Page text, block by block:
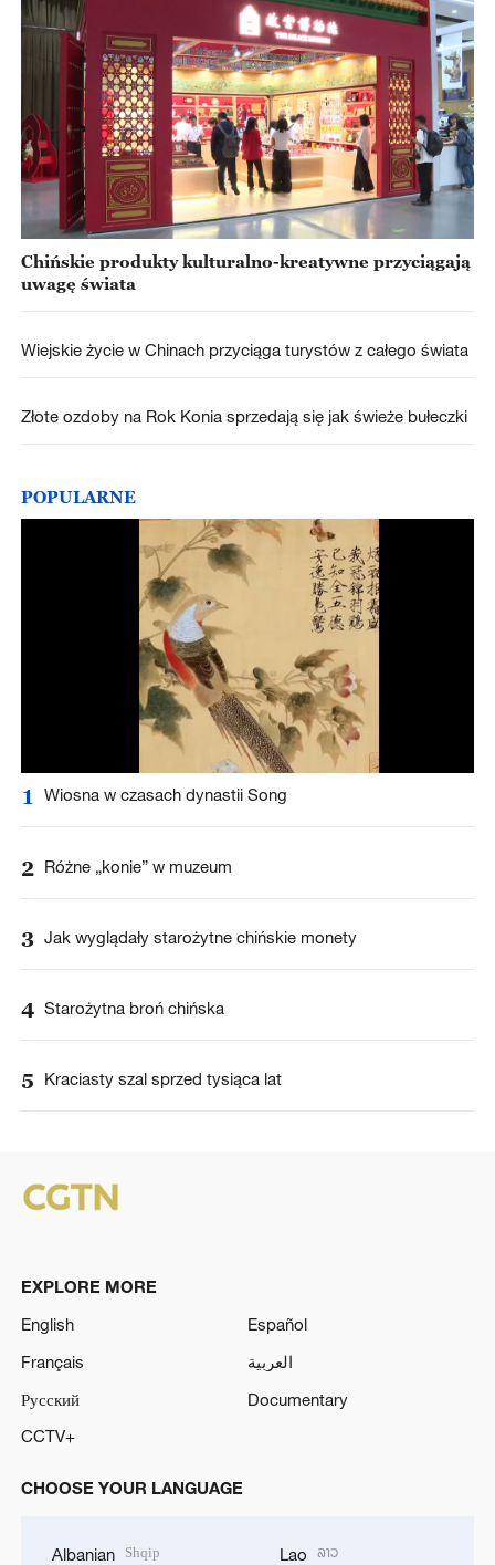
Chińskie produkty kulturalno-kreatywne przyciągają
uwagę świata
Wiejskie życie w Chinach przyciąga turystów z całego świata
Złote ozdoby na Rok Konia sprzedają się jak świeże bułeczki
POPULARNE
1 Wiosna w czasach dynastii Song
2 Różne „konie” w muzeum
3 Jak wyglądały starożytne chińskie monety
4 Starożytna broń chińska
5 Kraciasty szal sprzed tysiąca lat
EXPLORE MORE
English
Español
Français
العربية
Русский
Documentary
CCTV+
CHOOSE YOUR LANGUAGE
Albanian Shqip Lao ລາວ